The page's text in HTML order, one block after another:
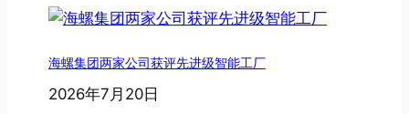
海螺集团两家公司获评先进级智能工厂
2026年7月20日